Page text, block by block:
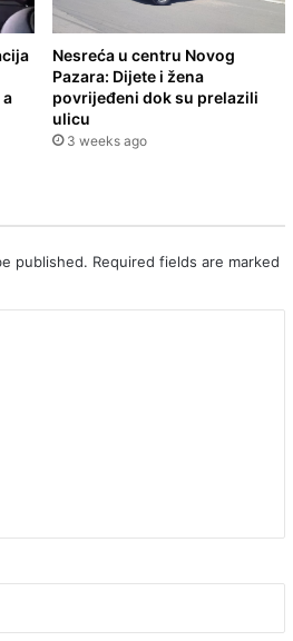
Nesreća u centru Novog
Pazara: Dijete i žena
povrijeđeni dok su prelazili
ulicu
3 weeks ago
published. Required fields are marked